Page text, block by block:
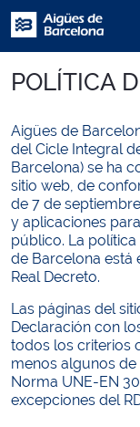
POLÍTICA
Aigües de
del Cicle Integral
Barcelona) se ha
sitio web, de
de 7 de
y aplicaciones
público. La
de Barcelona está
Real Decreto.
Las páginas del
Declaración con
todos los criterios
menos algunos
Norma UNE-EN
excepciones del